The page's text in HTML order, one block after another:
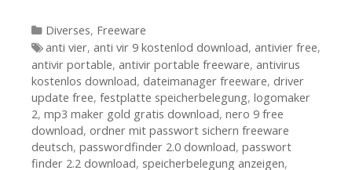
Kategorien
Diverses, Freeware
Tags
anti vier, anti vir 9 kostenlod download, antivier free,
antivir portable, antivir portable freeware, antivirus
kostenlos download, dateimanager freeware, driver
update free, festplatte speicherbelegung, logomaker
2, mp3 maker gold gratis download, nero 9 free
download, ordner mit passwort sichern freeware
deutsch, passwordfinder 2.0 download, passwort
finder 2.2 download, speicherbelegung anzeigen,